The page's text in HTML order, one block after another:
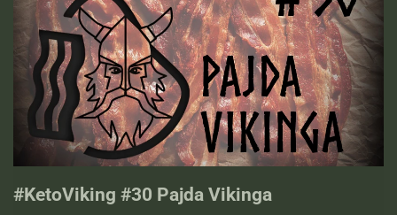
#KetoViking #30 Pajda Vikinga